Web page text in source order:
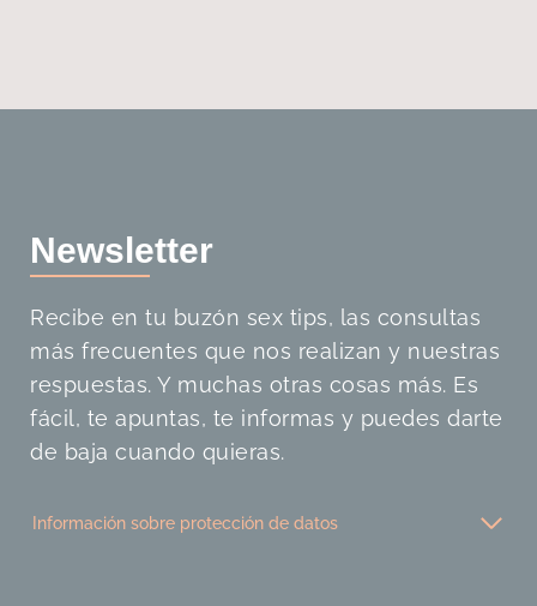
Newsletter
Recibe en tu buzón sex tips, las consultas
más frecuentes que nos realizan y nuestras
respuestas. Y muchas otras cosas más. Es
fácil, te apuntas, te informas y puedes darte
de baja cuando quieras.
Información sobre protección de datos